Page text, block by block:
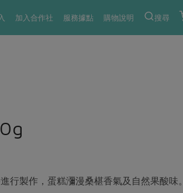
加入合作社 服務據點 購物說明 搜尋
行製作，蛋糕瀰漫桑椹香氣及自然果酸味。